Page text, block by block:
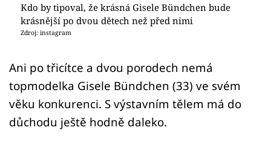
Přihlášení
Sledujte nás
Kdo by tipoval, že krásná Gisele Bündchen bude
krásnější po dvou dětech než před nimi
Zdroj: instagram
Ani po třicítce a dvou porodech nemá
topmodelka Gisele Bündchen (33) ve svém
věku konkurenci. S výstavním tělem má do
důchodu ještě hodně daleko.